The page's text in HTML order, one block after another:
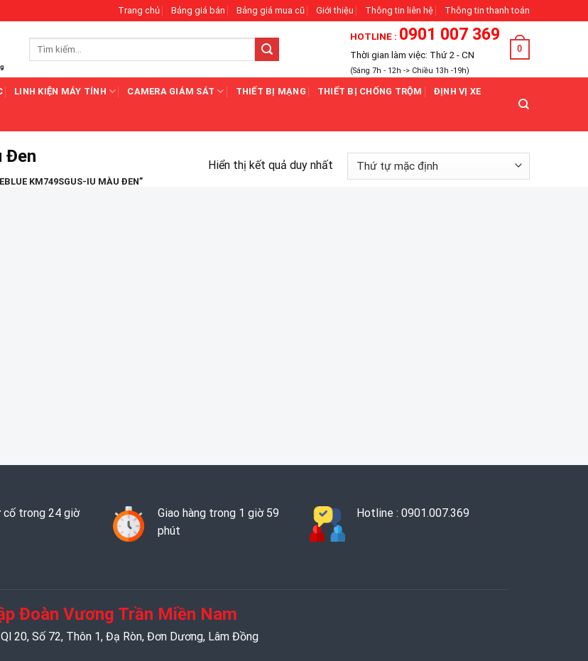
Trang chủ Bảng giá bán Bảng giá mua cũ Giới thiệu Thông tin liên hệ Thông tin thanh toán
Tìm
HOTLINE : 0901 007 369
Thời gian làm việc: Thứ 2 - CN
(Sáng 7h - 12h -> Chiều 13h -19h)
0
LINH KIỆN MÁY TÍNH CAMERA GIÁM SÁT THIẾT BỊ MẠNG THIẾT BỊ CHỐNG TRỘM ĐỊNH VỊ XE
Đen
KM749SGUS-IU MÀU ĐEN”
Hiển thị kết quả duy nhất
cố trong 24 giờ
Giao hàng trong 1 giờ 59
phút
Hotline : 0901.007.369
Đoàn Vương Trần Miền Nam
20, Số 72, Thôn 1, Đạ Ròn, Đơn Dương, Lâm Đồng